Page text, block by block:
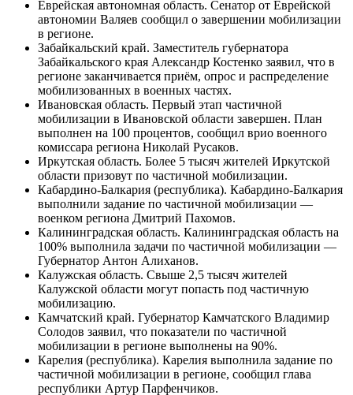
Новосибирская область. Новосибирская область
закончила первый этап мобилизации.
Омская область. Квоту по частичной мобилизации в
Омской области выполнили почти на 100% —
губернатор Александр Бурков.
Оренбургская область. В Оренбуржье мобилизовано
порядка 1000 резервистов.
Орловская область. От Орловской области
мобилизованы 500 человек.
Пензенская область. В Пензенской области выполнен
план по частичной мобилизации, заявил глава
администрации Кузнецка Сергей Златогорский.
Пермский край. В Пермском крае завершили первый
этап частичной мобилизации — губернатор Дмитрий
Махонин.
Приморский край. В Приморье планируется
мобилизовать более 7,7 тыс. граждан.
Псковская область. В Псковской области выполнили
свыше 50% от плана мобилизации. Предварительные
сроки окончания частичной мобилизации — до 9
октября.
Ростовская область. Ростовская область практически
выполнила план по частичной мобилизации, сообщил
губернатор Василий Голубев.
Рязанская область. В Рязанской области порядка 3 тысяч
человек подлежат частичной мобилизации.
Санкт-Петербург. Первый этап мобилизации